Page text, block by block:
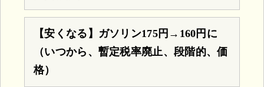
【安くなる】ガソリン175円→160円に
（いつから、暫定税率廃止、段階的、価
格）